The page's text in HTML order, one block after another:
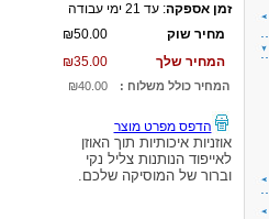
זמן אספקה: עד 21 ימי עבודה
₪50.00
מחיר שוק
₪35.00
המחיר שלך
₪40.00 המחיר כולל משלוח :
הדפס מפרט מוצר
אוזניות איכותיות תוך האוזן
לאייפוד הנותנות צליל נקי
וברור של המוסיקה שלכם.